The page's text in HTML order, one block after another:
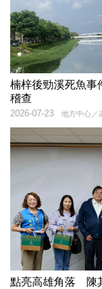
楠梓後勁溪死魚
稽查
地方中心／
2026-07-23
點亮高雄角落 陳